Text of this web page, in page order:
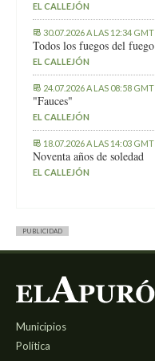
EL CALLEJÓN
30.07.2026 A LAS 12:34 GMT
Todos los fuegos del fuego
EL CALLEJÓN
24.07.2026 A LAS 08:58 GMT
"Fauces"
EL CALLEJÓN
18.07.2026 A LAS 14:03 GMT
Noventa años de soledad
EL CALLEJÓN
PUBLICIDAD
Municipios
Política